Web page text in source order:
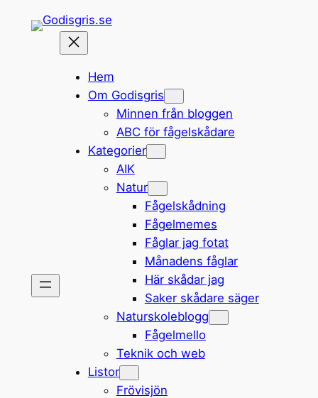
Hem
Om Godisgris
Minnen från bloggen
ABC för fågelskådare
Kategorier
AIK
Natur
Fågelskådning
Fågelmemes
Fåglar jag fotat
Månadens fåglar
Här skådar jag
Saker skådare säger
Naturskoleblogg
Fågelmello
Teknik och web
Listor
Frövisjön